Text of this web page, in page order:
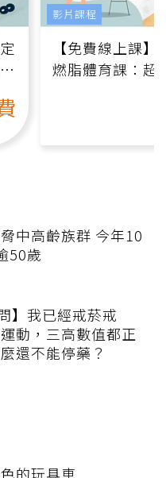
【免費線上課
燃脂體育課：超
影片課程
中高齡族群 今年10
50歲
】我已經戒菸戒
動，三高數值都正
還不能停藥？
的玩具車